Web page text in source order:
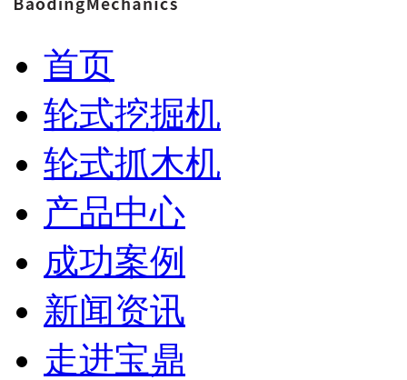
首页
轮式挖掘机
轮式抓木机
产品中心
成功案例
新闻资讯
走进宝鼎